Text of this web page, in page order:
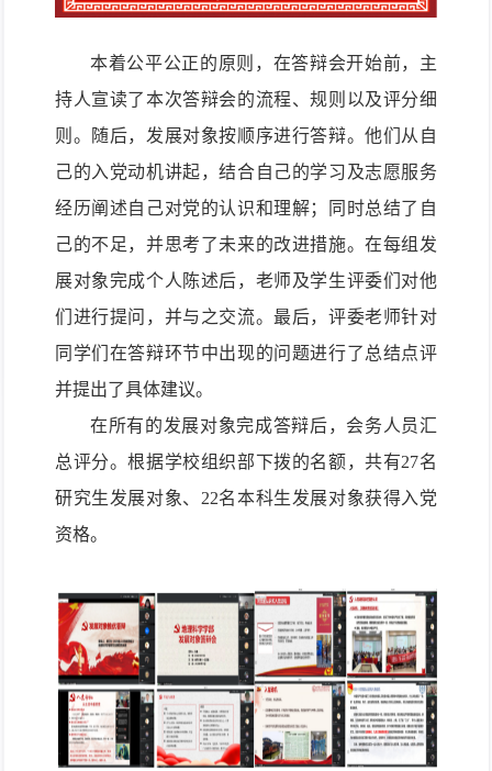
本着公平公正的原则，在答辩会开始前，主
持人宣读了本次答辩会的流程、规则以及评分细
则。随后，发展对象按顺序进行答辩。他们从自
己的入党动机讲起，结合自己的学习及志愿服务
经历阐述自己对党的认识和理解；同时总结了自
己的不足，并思考了未来的改进措施。在每组发
展对象完成个人陈述后，老师及学生评委们对他
们进行提问，并与之交流。最后，评委老师针对
同学们在答辩环节中出现的问题进行了总结点评
并提出了具体建议。
在所有的发展对象完成答辩后，会务人员汇
总评分。根据学校组织部下拨的名额，共有27名
研究生发展对象、22名本科生发展对象获得入党
资格。